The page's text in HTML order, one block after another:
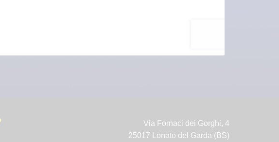
Via Fornaci dei Gorghi, 4
25017 Lonato del Garda (BS)